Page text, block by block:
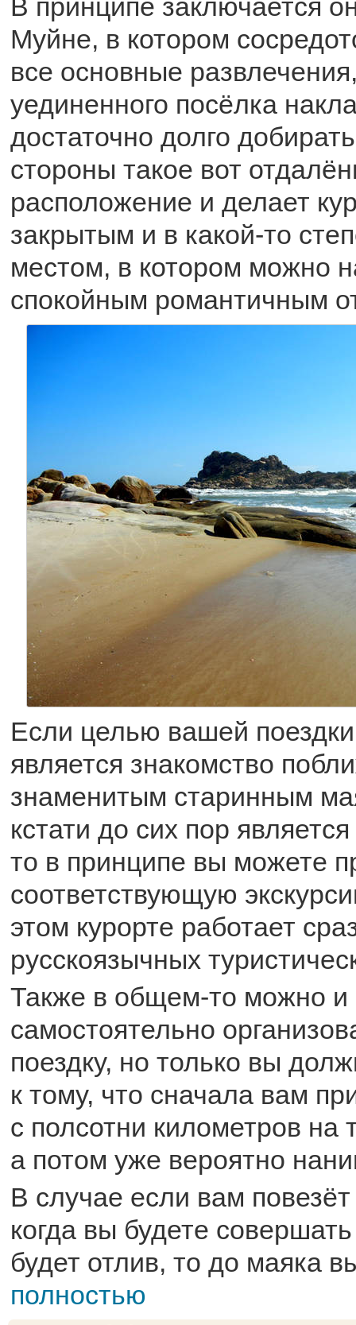
В принципе заключается
Муйне, в котором
все основные
уединенного посёлка
достаточно долго
стороны такое вот
расположение и делает
закрытым и в какой-то
местом, в котором можно
спокойным романтичным
Если целью вашей
является знакомство
знаменитым старинным
кстати до сих пор
то в принципе вы можете
соответствующую
этом курорте работает
русскоязычных
Также в общем-то можно и
самостоятельно
поездку, но только вы
к тому, что сначала вам
с полсотни километров на
а потом уже вероятно
В случае если вам
когда вы будете
будет отлив, то до маяка
полностью